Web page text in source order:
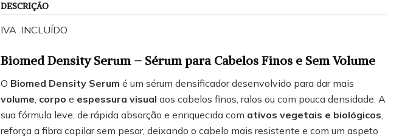
DESCRIÇÃO
IVA INCLUÍDO
Biomed Density Serum – Sérum para Cabelos Finos e Sem Volume
O Biomed Density Serum é um sérum densificador desenvolvido para dar mais
volume corpo e espessura visual aos cabelos finos, ralos ou com pouca densidade. A
sua fórmula leve, de rápida absorção e enriquecida com ativos vegetais e biológicos
reforça a fibra capilar sem pesar, deixando o cabelo mais resistente e com um aspeto